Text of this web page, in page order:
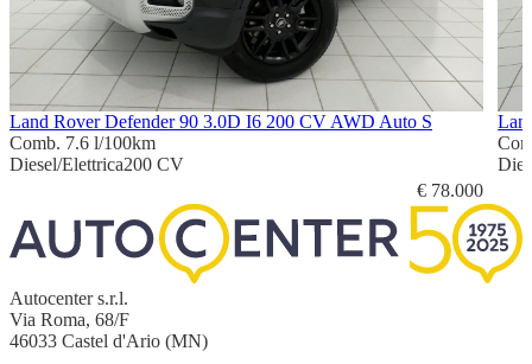
Land Rover Defender 90 3.0D I6 200 CV AWD Auto S
Comb. 7.6 l/100km
Diesel/Elettrica200 CV
€ 78.000
Autocenter s.r.l.
Via Roma, 68/F
46033 Castel d'Ario (MN)